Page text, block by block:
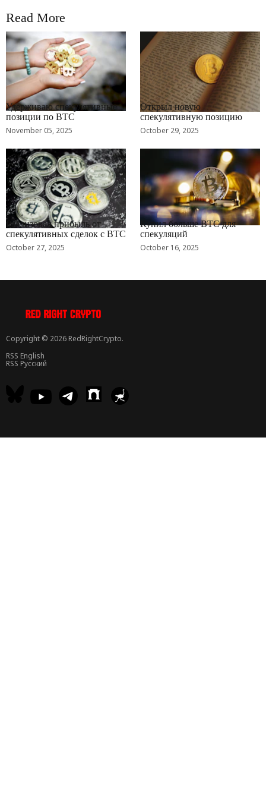
Read More
RRCNEWS_RU
Удерживаю спекулятивные
позиции по BTC
November 05, 2025
RRCNEWS_RU
Открыл новую
спекулятивную позицию
October 29, 2025
RRCNEWS_RU
Реализовал прибыль от
спекулятивных сделок с BTC
October 27, 2025
RRCNEWS_RU
Купил больше BTC для
спекуляций
October 16, 2025
Copyright © 2026 RedRightCrypto.
RSS English
RSS Русский